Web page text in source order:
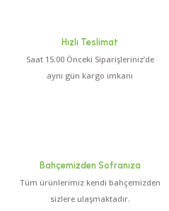
Hızlı Teslimat
Saat 15:00 Önceki Siparişleriniz’de
aynı gün kargo imkanı
Bahçemizden Sofranıza
Tüm ürünlerimiz kendi bahçemizden
sizlere ulaşmaktadır.